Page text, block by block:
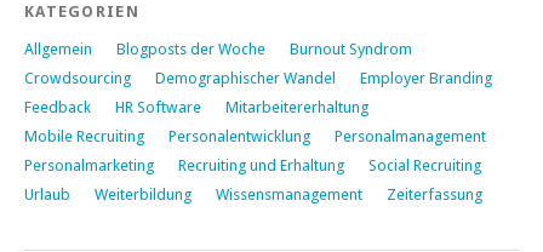
KATEGORIEN
Allgemein Blogposts der Woche
Burnout Syndrom
Crowdsourcing
Demographischer Wandel
Employer Branding
Feedback
HR Software
Mitarbeitererhaltung
Mobile Recruiting
Personalentwicklung
Personalmanagement
Personalmarketing
Recruiting und Erhaltung
Social Recruiting
Urlaub
Weiterbildung Wissensmanagement Zeiterfassung